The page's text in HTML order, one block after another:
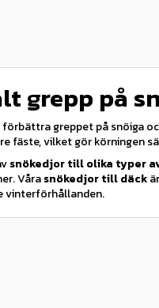
grepp på
greppet på snöiga
fäste, vilket gör körningen
snökedjor till olika typer
Vårasnökedjor till däck
vinterförhållanden.